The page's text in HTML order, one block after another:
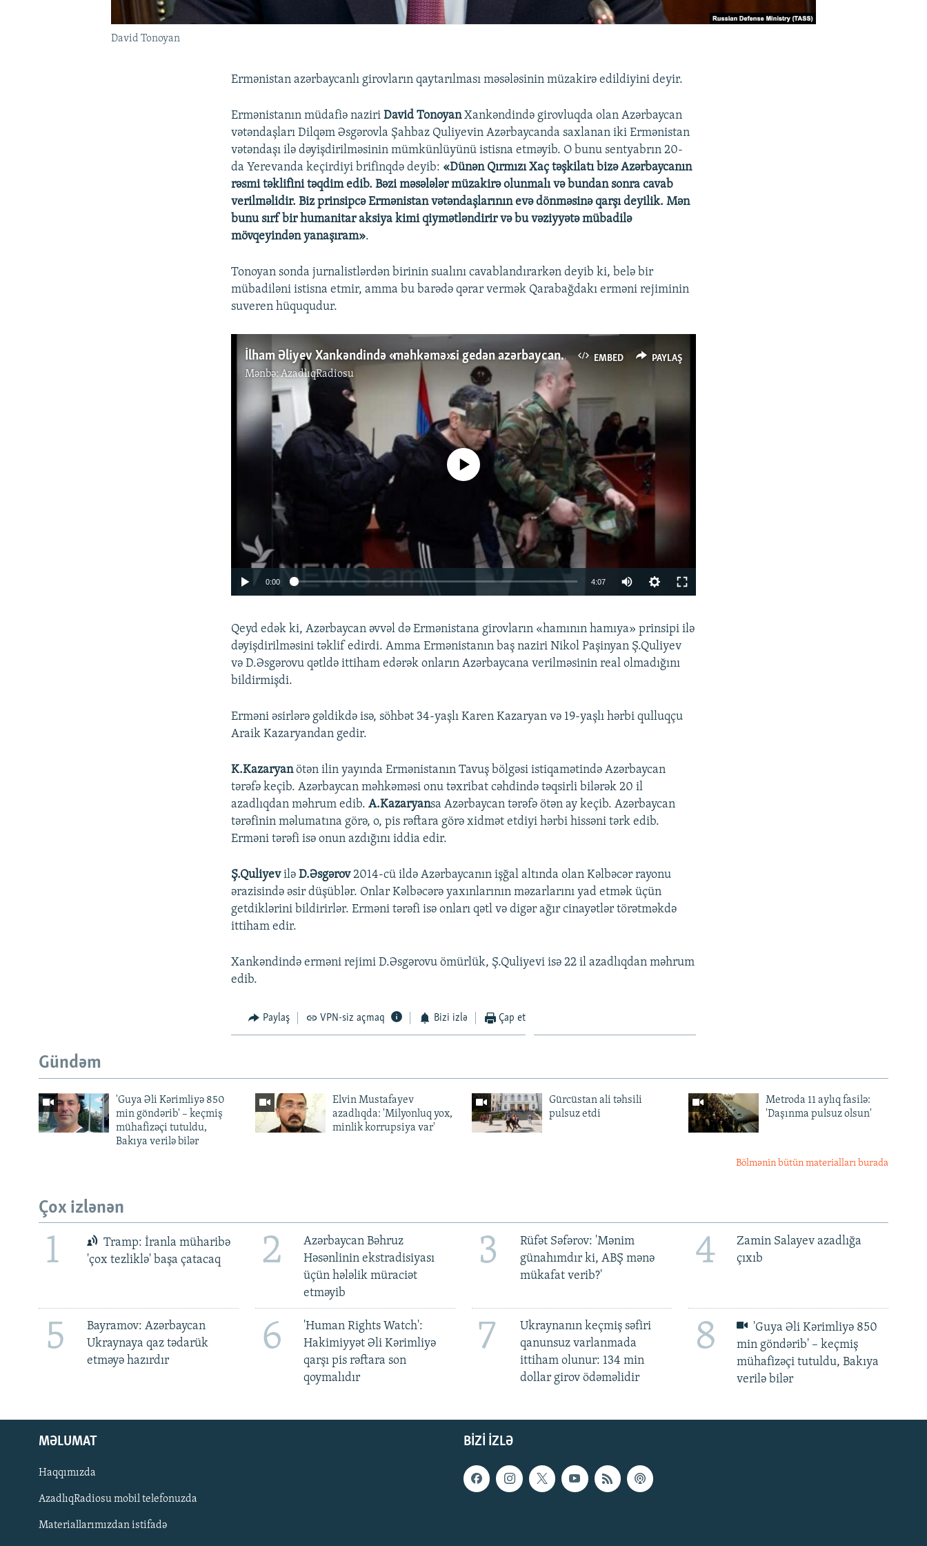
David Tonoyan
Ermənistan azərbaycanlı girovların qaytarılması məsələsinin müzakirə edildiyini deyir.
Ermənistanın müdafiə naziriDavid TonoyanXankəndində girovluqda olan Azərbaycan
vətəndaşları Dilqəm Əsgərovla Şahbaz Quliyevin Azərbaycanda saxlanan iki Ermənistan
vətəndaşı ilə dəyişdirilməsinin mümkünlüyünü istisna etməyib. O bunu sentyabrın 20-
da Yerevanda keçirdiyi brifinqdə deyib: ​ «Dünən Qırmızı Xaç təşkilatı bizə Azərbaycanın
rəsmi təklifini təqdim edib. Bəzi məsələlər müzakirə olunmalı və bundan sonra cavab
verilməlidir. Biz prinsipcə Ermənistan vətəndaşlarının evə dönməsinə qarşı deyilik. Mən
bunu sırf bir humanitar aksiya kimi qiymətləndirir və bu vəziyyətə mübadilə
mövqeyindən yanaşıram».
Tonoyan sonda jurnalistlərdən birinin sualını cavablandırarkən deyib ki, belə bir
mübadiləni istisna etmir, amma bu barədə qərar vermək Qarabağdakı erməni rejiminin
suveren hüququdur.
EMBED PAYLAŞ
İlham Əliyev Xankəndində «məhkəmə»si gedən azərbaycanlı girovları azad etməyə çağırır
Mənbə:AzadlıqRadiosu
No media source currently available
0:00 4:07
Qeyd edək ki, Azərbaycan əvvəl də Ermənistana girovların «hamının hamıya» prinsipi ilə
dəyişdirilməsini təklif edirdi. Amma Ermənistanın baş naziri Nikol Paşinyan Ş.Quliyev
və D.Əsgərovu qətldə ittiham edərək onların Azərbaycana verilməsinin real olmadığını
bildirmişdi.
Erməni əsirlərə gəldikdə isə, söhbət 34-yaşlı Karen Kazaryan və 19-yaşlı hərbi qulluqçu
Araik Kazaryandan gedir.
K.Kazaryanötən ilin yayında Ermənistanın Tavuş bölgəsi istiqamətində Azərbaycan
tərəfə keçib. Azərbaycan məhkəməsi onu təxribat cəhdində təqsirli bilərək 20 il
azadlıqdan məhrum edib.A.Kazaryansa Azərbaycan tərəfə ötən ay keçib. Azərbaycan
tərəfinin məlumatına görə, o, pis rəftara görə xidmət etdiyi hərbi hissəni tərk edib.
Erməni tərəfi isə onun azdığını iddia edir.
Ş.QuliyeviləD.Əsgərov2014-cü ildə Azərbaycanın işğal altında olan Kəlbəcər rayonu
ərazisində əsir düşüblər. Onlar Kəlbəcərə yaxınlarının məzarlarını yad etmək üçün
getdiklərini bildirirlər. Erməni tərəfi isə onları qətl və digər ağır cinayətlər törətməkdə
ittiham edir.
Xankəndində erməni rejimi D.Əsgərovu ömürlük, Ş.Quliyevi isə 22 il azadlıqdan məhrum
edib.
Paylaş VPN-siz açmaq Bizi izlə Çap et
Gündəm
'Guya Əli Kərimliyə 850
min göndərib' – keçmiş
mühafizəçi tutuldu,
Bakıya verilə bilər
Elvin Mustafayev
azadlıqda: 'Milyonluq yox,
minlik korrupsiya var'
Gürcüstan ali təhsili
pulsuz etdi
Metroda 11 aylıq fasilə:
'Daşınma pulsuz olsun'
Bölmənin bütün materialları burada
Çox izlənən
1
Tramp: İranla müharibə
'çox tezliklə' başa çatacaq
2
Azərbaycan Bəhruz
Həsənlinin ekstradisiyası
üçün hələlik müraciət
etməyib
3
Rüfət Səfərov: 'Mənim
günahımdır ki, ABŞ mənə
mükafat verib?'
4
Zamin Salayev azadlığa
çıxıb
5
Bayramov: Azərbaycan
Ukraynaya qaz tədarük
etməyə hazırdır
6
'Human Rights Watch':
Hakimiyyət Əli Kərimliyə
qarşı pis rəftara son
qoymalıdır
7
Ukraynanın keçmiş səfiri
qanunsuz varlanmada
ittiham olunur: 134 min
dollar girov ödəməlidir
8
'Guya Əli Kərimliyə 850
min göndərib' – keçmiş
mühafizəçi tutuldu, Bakıya
verilə bilər
BIZI IZLƏ
MƏLUMAT
Haqqımızda
AzadlıqRadiosu mobil telefonuzda
Materiallarımızdan istifadə